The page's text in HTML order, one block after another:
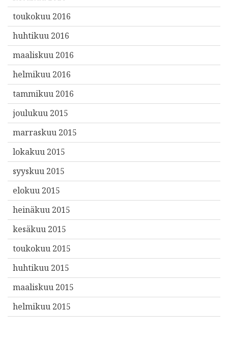
toukokuu 2016
huhtikuu 2016
maaliskuu 2016
helmikuu 2016
tammikuu 2016
joulukuu 2015
marraskuu 2015
lokakuu 2015
syyskuu 2015
elokuu 2015
heinäkuu 2015
kesäkuu 2015
toukokuu 2015
huhtikuu 2015
maaliskuu 2015
helmikuu 2015